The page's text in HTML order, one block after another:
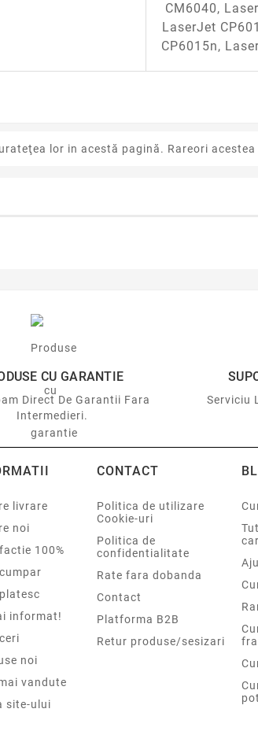
CM6040,
LaserJet
CP6015n,
lor in acestă pagină. Rareori
CU GARANTIE
Direct De Garantii Fara
Intermedieri.
Serviciu
livrare
noi
100%
informat!
noi
vandute
site-ului
CONTACT
Politica de utilizare
Cookie-uri
Politica de
confidentialitate
Rate fara dobanda
Contact
Platforma B2B
Retur produse/sesizari